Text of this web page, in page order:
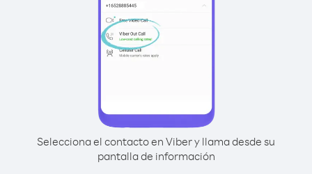
Selecciona el contacto en Viber y llama desde su
pantalla de información